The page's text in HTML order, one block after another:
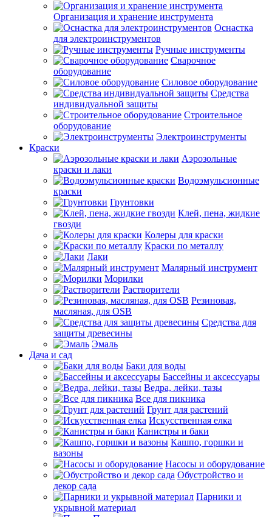
Организация и хранение инструмента
Оснастка
для электроинструментов
Ручные инструменты
Сварочное
оборудование
Силовое оборудование
Средства
индивидуальной защиты
Строительное
оборудование
Электроинструменты
Краски
Аэрозольные
краски и лаки
Водоэмульсионные
краски
Грунтовки
Клей, пена, жидкие
гвозди
Колеры для краски
Краски по металлу
Лаки
Малярный инструмент
Морилки
Растворители
Резиновая,
масляная, для OSB
Средства для
защиты древесины
Эмаль
Дача и сад
Баки для воды
Бассейны и аксессуары
Ведра, лейки, тазы
Все для пикника
Грунт для растений
Искусственная елка
Канистры и баки
Кашпо, горшки и
вазоны
Насосы и оборудование
Обустройство и
декор сада
Парники и
укрывной материал